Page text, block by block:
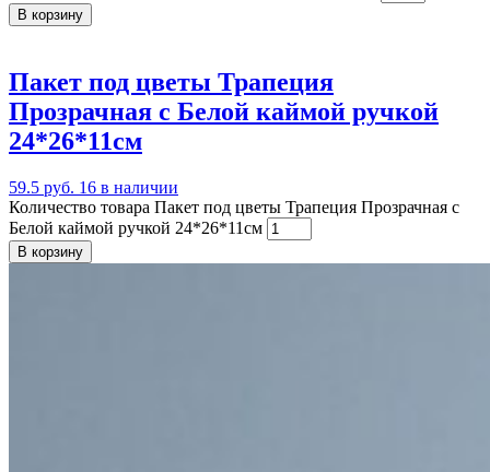
В корзину
Пакет под цветы Трапеция
Прозрачная с Белой каймой ручкой
24*26*11см
59.5 руб. 16 в наличии
Количество товара Пакет под цветы Трапеция Прозрачная с
Белой каймой ручкой 24*26*11см
В корзину